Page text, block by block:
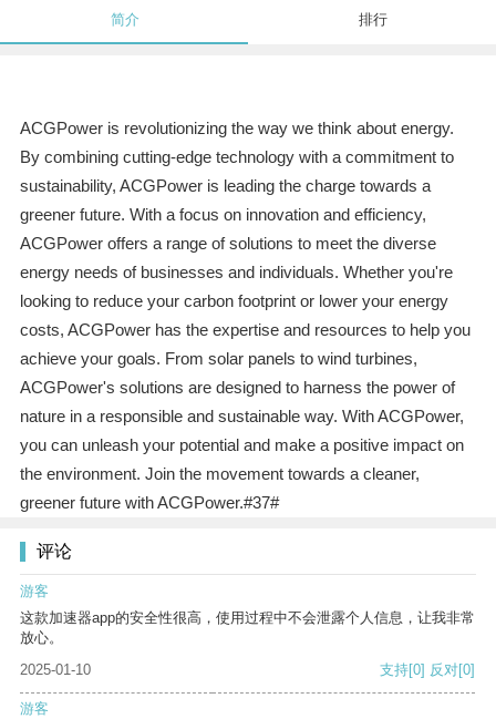
简介 排行
ACGPower is revolutionizing the way we think about energy.
By combining cutting-edge technology with a commitment to
sustainability, ACGPower is leading the charge towards a
greener future. With a focus on innovation and efficiency,
ACGPower offers a range of solutions to meet the diverse
energy needs of businesses and individuals. Whether you're
looking to reduce your carbon footprint or lower your energy
costs, ACGPower has the expertise and resources to help you
achieve your goals. From solar panels to wind turbines,
ACGPower's solutions are designed to harness the power of
nature in a responsible and sustainable way. With ACGPower,
you can unleash your potential and make a positive impact on
the environment. Join the movement towards a cleaner,
greener future with ACGPower.#37#
评论
游客
这款加速器app的安全性很高，使用过程中不会泄露个人信息，让我非常
放心。
2025-01-10
支持[0] 反对[0]
游客